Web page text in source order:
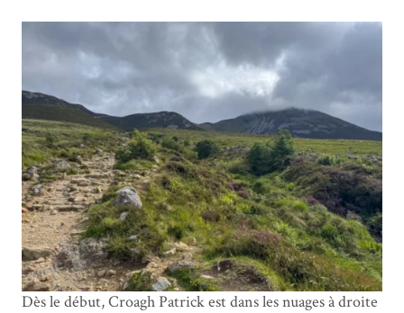
Dès le début, Croagh Patrick est dans les nuages à droite